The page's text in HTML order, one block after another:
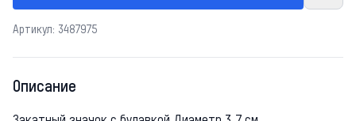
Артикул: 3487975
Описание